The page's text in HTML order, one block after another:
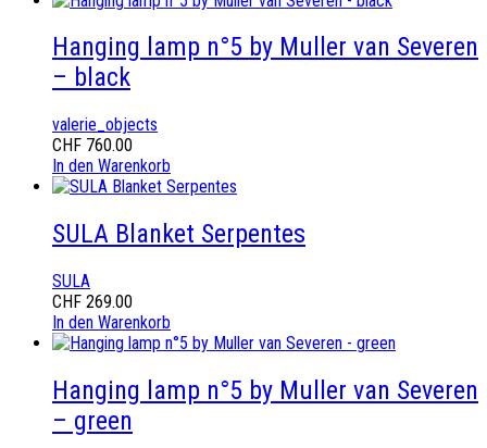
Hanging lamp n°5 by Muller van Severen
– black
valerie_objects
CHF 760.00
In den Warenkorb
SULA Blanket Serpentes
SULA
CHF 269.00
In den Warenkorb
Hanging lamp n°5 by Muller van Severen
– green